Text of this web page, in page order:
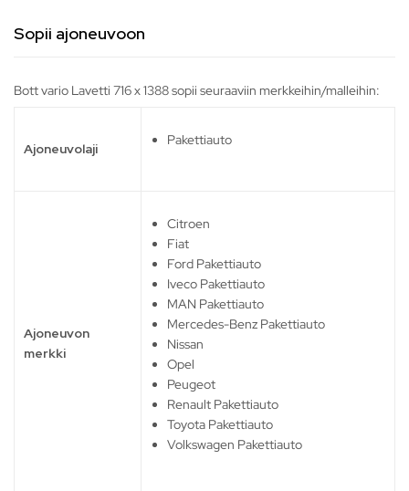
Sopii ajoneuvoon
Bott vario Lavetti 716 x 1388 sopii seuraaviin merkkeihin/malleihin:
Ajoneuvolaji
Pakettiauto
Ajoneuvon
merkki
Citroen
Fiat
Ford Pakettiauto
Iveco Pakettiauto
MAN Pakettiauto
Mercedes-Benz Pakettiauto
Nissan
Opel
Peugeot
Renault Pakettiauto
Toyota Pakettiauto
Volkswagen Pakettiauto